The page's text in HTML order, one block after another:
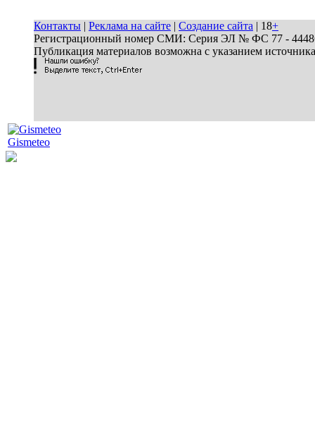
Контакты | Реклама на сайте | Создание сайта | 18+
Регистрационный номер СМИ: Серия ЭЛ № ФС 77 - 44486
Публикация материалов возможна с указанием
Gismeteo